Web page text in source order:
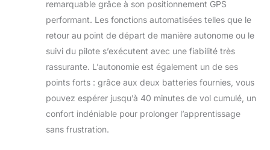
remarquable grâce à son positionnement GPS
performant. Les fonctions automatisées telles que le
retour au point de départ de manière autonome ou le
suivi du pilote s’exécutent avec une fiabilité très
rassurante. L’autonomie est également un de ses
points forts : grâce aux deux batteries fournies, vous
pouvez espérer jusqu’à 40 minutes de vol cumulé, un
confort indéniable pour prolonger l’apprentissage
sans frustration.